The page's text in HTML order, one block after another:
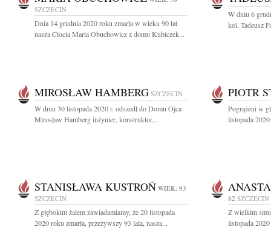
SZCZECIN
Dnia 14 grudnia 2020 roku zmarła w wieku 90 lat
nasza Ciocia Maria Obuchowicz z domu Kubiczek...
W dniu 6
kol. Tadeusz
MIROSŁAW HAMBERG SZCZECIN
W dniu 30 listopada 2020 r. odszedł do Domu Ojca
Mirosław Hamberg inżynier, konstruktor,...
PIOTR
Pogrążeni w
listopada
STANISŁAWA KUSTROŃ WIEK: 93
SZCZECIN
Z głębokim żalem zawiadamiamy, że 20 listopada
2020 roku zmarła, przeżywszy 93 lata, nasza...
82 SZCZECIN
Z wielkim
listopada